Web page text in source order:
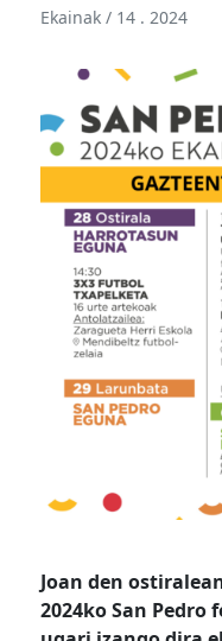
Ekainak / 14 . 2024
Joan den
2024ko San